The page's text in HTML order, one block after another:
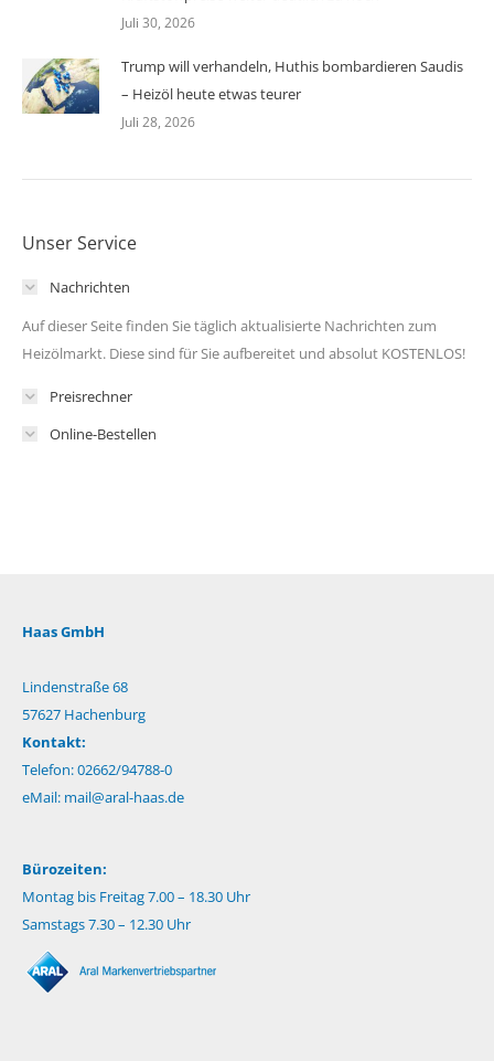
Juli 30, 2026
Trump will verhandeln, Huthis bombardieren Saudis
– Heizöl heute etwas teurer
Juli 28, 2026
Unser Service
Nachrichten
Auf dieser Seite finden Sie täglich aktualisierte Nachrichten zum
Heizölmarkt. Diese sind für Sie aufbereitet und absolut KOSTENLOS!
Preisrechner
Online-Bestellen
Haas GmbH
Lindenstraße 68
57627 Hachenburg
Kontakt:
Telefon: 02662/94788-0
eMail: mail@aral-haas.de
Bürozeiten:
Montag bis Freitag 7.00 – 18.30 Uhr
Samstags 7.30 – 12.30 Uhr